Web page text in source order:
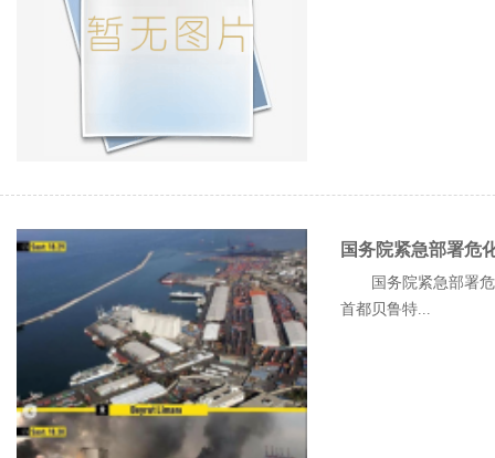
国务院紧急部署危
国务院紧急部署
首都贝鲁特...